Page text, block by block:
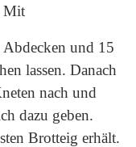
Mit
und 15
lassen. Danach
nach und
dazu geben.
Brotteig erhält.